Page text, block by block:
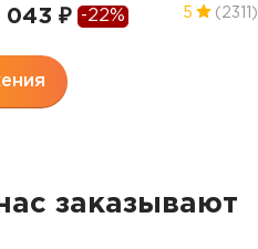
043 ₽ -22% 5 (2311)
заказывают